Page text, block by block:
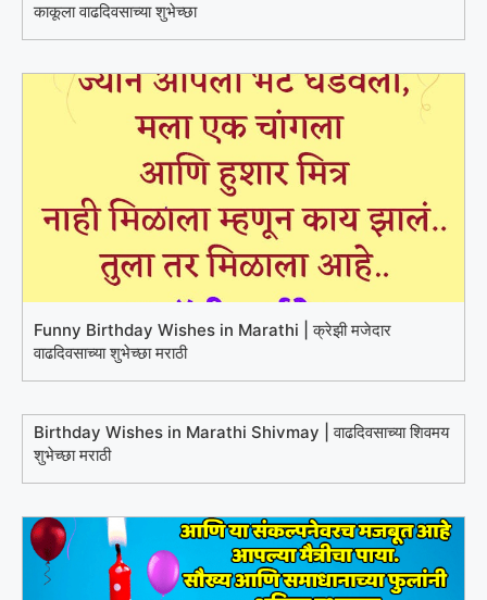
काकूला वाढदिवसाच्या शुभेच्छा
Funny Birthday Wishes in Marathi | क्रेझी मजेदार
वाढदिवसाच्या शुभेच्छा मराठी
Birthday Wishes in Marathi Shivmay | वाढदिवसाच्या शिवमय
शुभेच्छा मराठी